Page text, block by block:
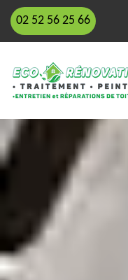
02 52 56 25 66